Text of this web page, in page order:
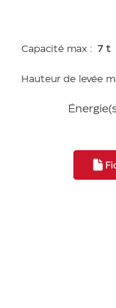
Capacité max :7 t
Hauteur de levée